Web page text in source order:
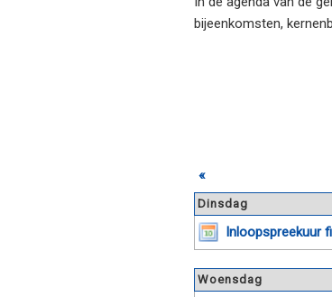
bijeenkomsten,
«
Dinsdag
Inloopspreekuur
Woensdag